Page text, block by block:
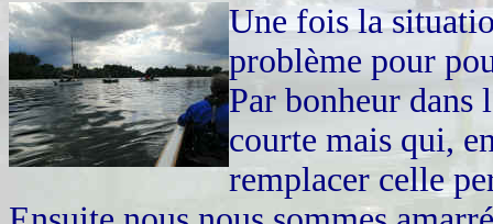
Une fois la
problème pour
Par bonheur
courte mais qui,
remplacer celle